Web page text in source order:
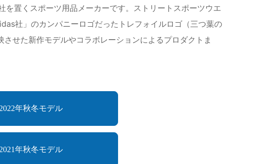
置くスポーツ用品メーカーです。ストリートスポーツウエ
社」のカンパニーロゴだったトレフォイルロゴ（三つ葉の
せた新作モデルやコラボレーションによるプロダクトま
2022年秋冬モデル
2021年秋冬モデル